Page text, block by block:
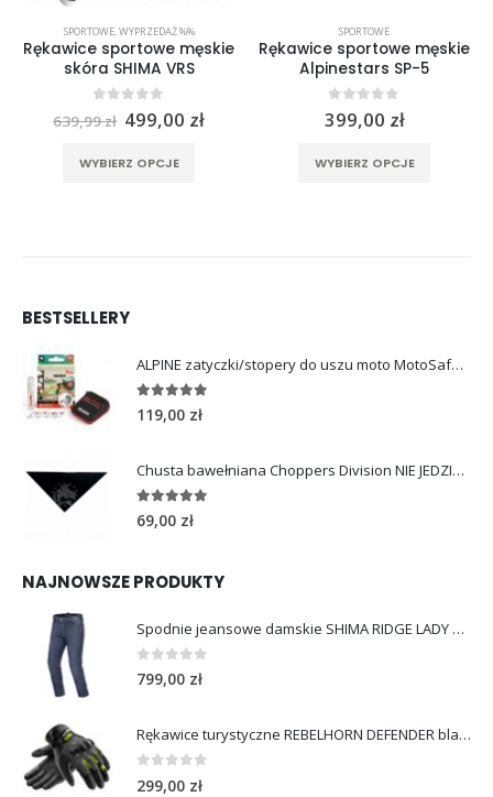
SPORTOWE,WYPRZEDAŻ %%
Rękawice sportowe męskie
skóra SHIMA VRS
out of 5
639,99zł Pierwotna
cena
wynosiła:
639,99 zł.
499,00 złAktualna
WYBIERZ OPCJE
SPORTOWE
Rękawice sportowe męskie
Alpinestars SP-5
0out of 5
399,00 zł
WYBIERZ OPCJE
BESTSELLERY
ALPINE zatyczki/stopery do uszu moto MotoSafe Pro
4.96out of 5
119,00 zł
Chusta bawełniana Choppers Division NIE JEDZIESZ NIE ŻYJESZ
5.00out of 5
69,00 zł
NAJNOWSZE PRODUKTY
Spodnie jeansowe damskie SHIMA RIDGE LADY blue
0out of 5
799,00 zł
Rękawice turystyczne REBELHORN DEFENDER black yellow fluo
out of 5
299,00 zł